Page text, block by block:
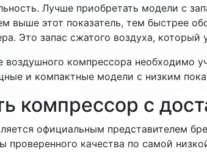
Лучше приобретать модели с
выше этот показатель, тем быстрее
Это запас сжатого воздуха,
воздушного компрессора необходимо
и компактные модели с низким
компрессор с
официальным представителем
проверенного качества по самой